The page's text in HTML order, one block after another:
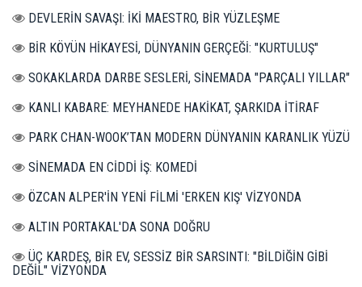
DEVLERİN SAVAŞI: İKİ MAESTRO, BİR YÜZLEŞME
BİR KÖYÜN HİKAYESİ, DÜNYANIN GERÇEĞİ: "KURTULUŞ"
SOKAKLARDA DARBE SESLERİ, SİNEMADA "PARÇALI YILLAR"
KANLI KABARE: MEYHANEDE HAKİKAT, ŞARKIDA İTİRAF
PARK CHAN-WOOK’TAN MODERN DÜNYANIN KARANLIK YÜZÜ
SİNEMADA EN CİDDİ İŞ: KOMEDİ
ÖZCAN ALPER'İN YENİ FİLMİ 'ERKEN KIŞ' VİZYONDA
ALTIN PORTAKAL'DA SONA DOĞRU
ÜÇ KARDEŞ, BİR EV, SESSİZ BİR SARSINTI: "BİLDİĞİN GİBİ
DEĞİL" VİZYONDA